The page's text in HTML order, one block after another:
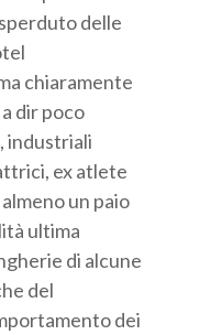
delle
chiaramente
dir poco
industriali
ex atlete
un paio
ultima
di alcune
del
dei